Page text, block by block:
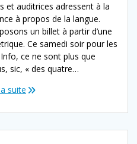
et auditrices adressent à la
à propos de la langue.
un billet à partir d’une
Ce samedi soir pour les
ce ne sont plus que
sic, « des quatre…
suite